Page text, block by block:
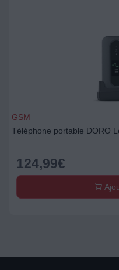
GSM
Téléphone portable DORO
124,99€